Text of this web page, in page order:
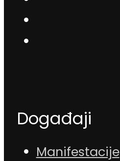
Događaji
Manifestacije